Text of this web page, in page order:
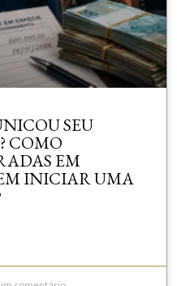
SEU
COMO
EM
INICIAR UMA